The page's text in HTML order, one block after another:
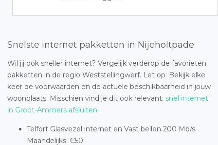
Snelste internet pakketten in Nijeholtpade
Wil jij ook sneller internet? Vergelijk verderop de favorieten
pakketten in de regio Weststellingwerf. Let op: Bekijk elke
keer de voorwaarden en de actuele beschikbaarheid in jouw
woonplaats. Misschien vind je dit ook relevant: snel internet
in Groot-Ammers afsluiten.
Telfort Glasvezel internet en Vast bellen 200 Mb/s.
Maandelijks: €50